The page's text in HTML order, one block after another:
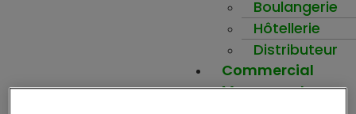
Boulangerie
Hôtellerie
Distributeur
Commercial
Mon compte